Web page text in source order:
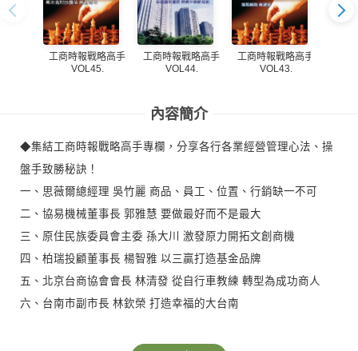
工商時報戰略高手
VOL45.
工商時報戰略高手
VOL44.
工商時報戰略高手
VOL43.
內容簡介
◆集結工商時報戰略高手專欄，分享各行各業經營管理心法、操
盤手致勝秘訣！
一、思薇爾總經理 吳竹麗 商品、員工、位置、行銷缺一不可
二、協易機械董事長 郭雅慧 要做最好而不是最大
三、原住民族委員會主委 孫大川 激發原力開拓文創商機
四、柏瑞投顧董事長 楊智雅 以三贏打造基金品牌
五、北京台商協會會長 林清發 從自行車教練 轉型為成功商人
六、台南市副市長 林欽榮 打造幸福的大台南